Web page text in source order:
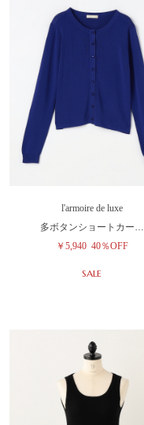
l'armoire de luxe
多ボタンショートカー…
￥5,940 40％OFF
SALE